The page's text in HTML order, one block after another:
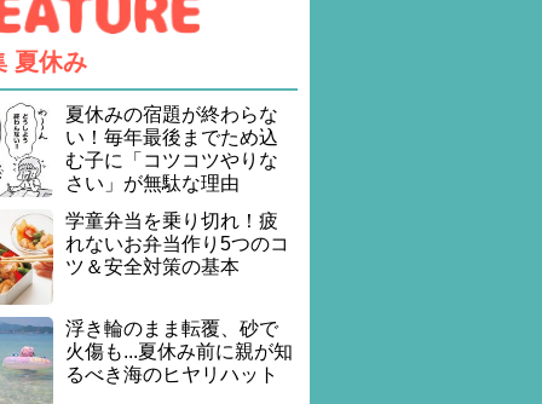
夏休み
夏休みの宿題が終わらな
い！毎年最後までため込
む子に「コツコツやりな
さい」が無駄な理由
学童弁当を乗り切れ！疲
れないお弁当作り5つのコ
ツ＆安全対策の基本
浮き輪のまま転覆、砂で
火傷も...夏休み前に親が知
るべき海のヒヤリハット